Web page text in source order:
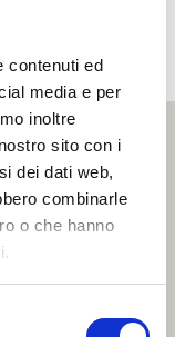
contenuti ed
media e per
inoltre
sito con i
dei dati web,
combinarle
o che hanno